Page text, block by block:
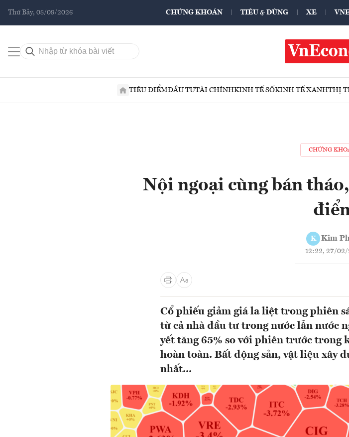
Thứ Bảy, 08/08/2026 CHỨNG KHOÁN TIÊU & DÙNG XE
TIÊU ĐIỂMĐẦU TƯTÀI CHÍNHKINH TẾ SỐKINH TẾ XANHTHỊ
CHỨNG
Nội ngoại cùng bán
K Kim
12:22, 27/02/
Cổ phiếu giảm giá la liệt trong phiên
từ cả nhà đầu tư trong nước lẫn nước
yết tăng 65% so với phiên trước trong
hoàn toàn. Bất động sản, vật liệu xây
nhất...